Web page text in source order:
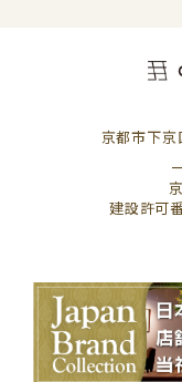
京都市下
建設許可